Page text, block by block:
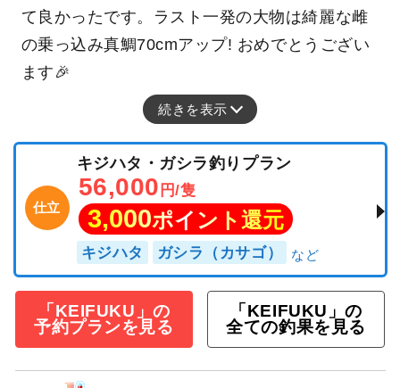
て良かったです。ラスト一発の大物は綺麗な雌
の乗っ込み真鯛70cmアップ! おめでとうござい
ます🎉
続きを表示
仕立
キジハタ・ガシラ釣りプラン
56,000 円/隻
3,000ポイント還元
キジハタ ガシラ（カサゴ）
「KEIFUKU」の
予約プランを見る
「KEIFUKU」の
全ての釣果を見る